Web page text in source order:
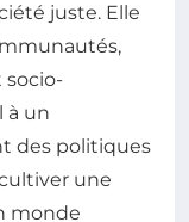
juste. Elle
à un
des politiques
une
monde